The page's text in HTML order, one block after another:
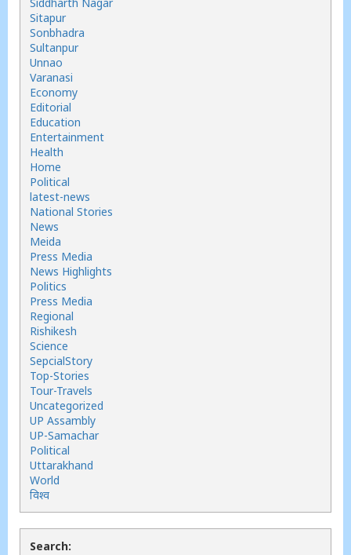
Sitapur
Sonbhadra
Sultanpur
Unnao
Varanasi
Economy
Editorial
Education
Entertainment
Health
Home
Political
latest-news
National Stories
News
Meida
Press Media
News Highlights
Politics
Press Media
Regional
Rishikesh
Science
SepcialStory
Top-Stories
Tour-Travels
Uncategorized
UP Assambly
UP-Samachar
Political
Uttarakhand
World
विश्व
Search: